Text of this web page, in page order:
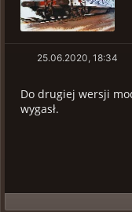
25.06.2020, 18:34
Do drugiej wersji
wygasł.